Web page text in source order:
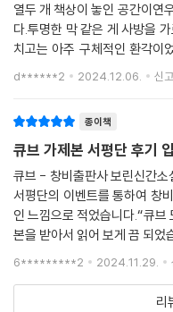
열두 개 책상이 놓인 공간이연
다.투명한 막 같은 게 사방을
치고는 아주 구체적인 환각이
적이고.혼자 중얼거리는데 매
d******2 2024.12.06. 신고
종이책
큐브 가제본 서평단 후기
큐브 - 창비출판사 보린신간
서평단의 이벤트를 통하여 창
인 느낌으로 적었습니다.“큐브
본을 받아서 읽어 보게 끔 되었
년도서에 대하여 깊은 인상을
6*********2 2024.11.29.
리